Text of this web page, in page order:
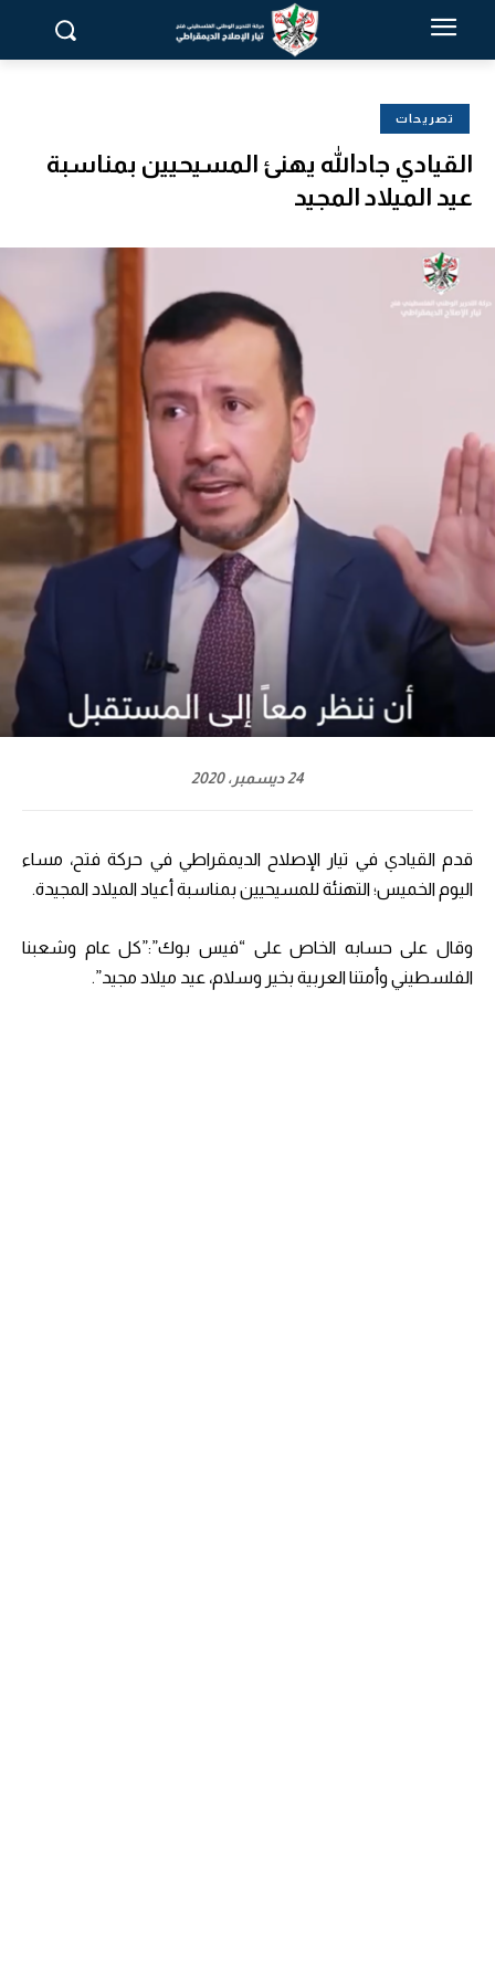
تصريحات
القيادي جادالله يهنئ المسيحيين بمناسبة
عيد الميلاد المجيد
24 ديسمبر، 2020
قدم القيادي في تيار الإصلاح الديمقراطي في حركة فتح، مساء
اليوم الخميس؛ التهنئة للمسيحيين بمناسبة أعياد الميلاد المجيدة.
وقال على حسابه الخاص على “فيس بوك”:”كل عام وشعبنا
الفلسطيني وأمتنا العربية بخير وسلام، عيد ميلاد مجيد”.